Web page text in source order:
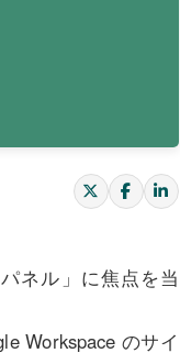
ネル」に焦点を当
Workspace のサイ